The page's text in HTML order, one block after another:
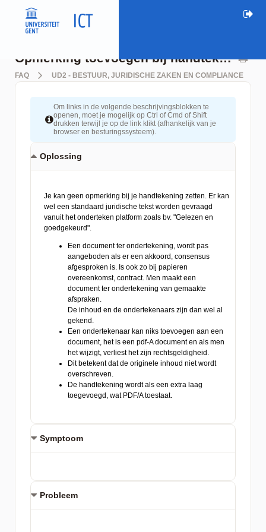
Opmerking toevoegen bij handtekening
FAQ UD2 - BESTUUR, JURIDISCHE ZAKEN EN COMPLIANCE
Om links in de volgende beschrijvingsblokken te
openen, moet je mogelijk op Ctrl of Cmd of Shift
drukken terwijl je op de link klikt (afhankelijk van je
browser en besturingssysteem).
Oplossing
Symptoom
Probleem